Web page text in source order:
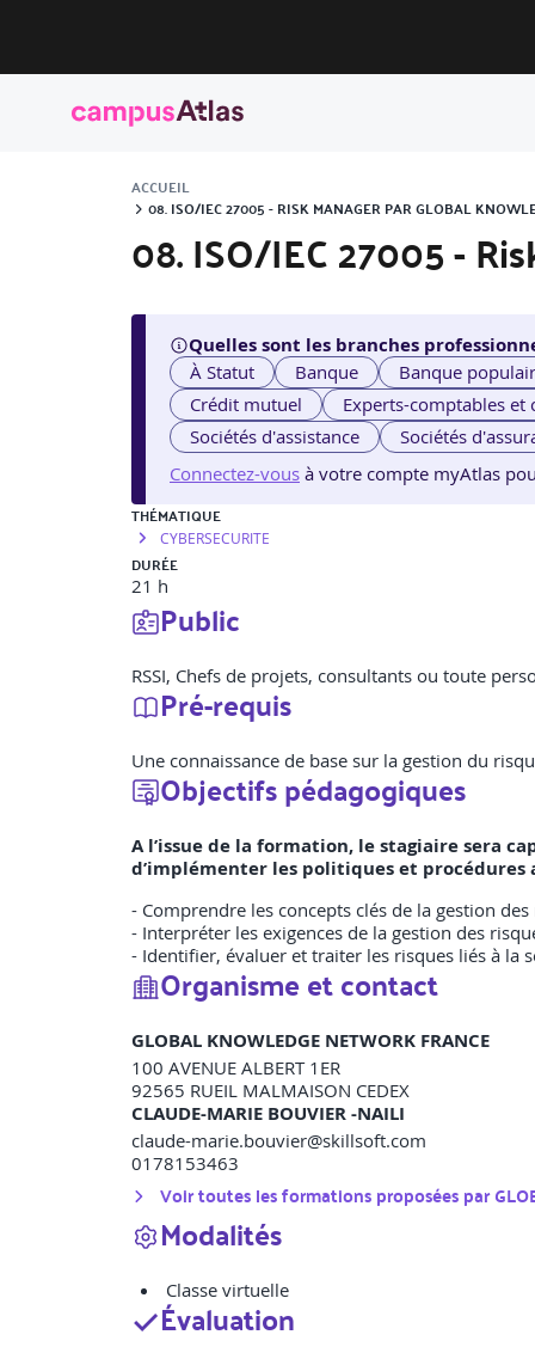
ACCUEIL
08. ISO/IEC 27005 - RISK MANAGER PAR GLOBAL
08. ISO/IEC 27005 -
Quelles sont les branches
À Statut Banque Banque
Crédit mutuel
Experts-comptables et
Sociétés d'assistance
Sociétés
Connectez-vous à votre compte myAtlas
THÉMATIQUE
CYBERSECURITE
DURÉE
21 h
Public
RSSI, Chefs de projets, consultants ou toute
Pré-requis
Une connaissance de base sur la gestion du
Objectifs pédagogiques
A l’issue de la formation, le stagiaire sera
d’implémenter les politiques et procédures
- Comprendre les concepts clés de la gestion
- Interpréter les exigences de la gestion des
- Identifier, évaluer et traiter les risques liés à la
Organisme et contact
GLOBAL KNOWLEDGE NETWORK FRANCE
100 AVENUE ALBERT 1ER
92565 RUEIL MALMAISON CEDEX
CLAUDE-MARIE BOUVIER -NAILI
claude-marie.bouvier@skillsoft.com
0178153463
Voir toutes les formations proposées par
Modalités
Classe virtuelle
Évaluation